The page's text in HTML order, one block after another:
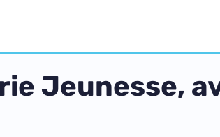
Jeunesse,